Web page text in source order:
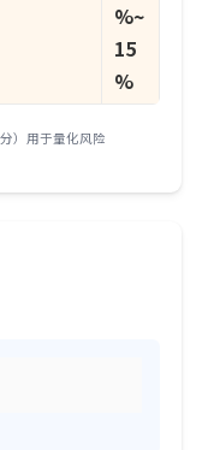
%~
15
%
）用于量化风险